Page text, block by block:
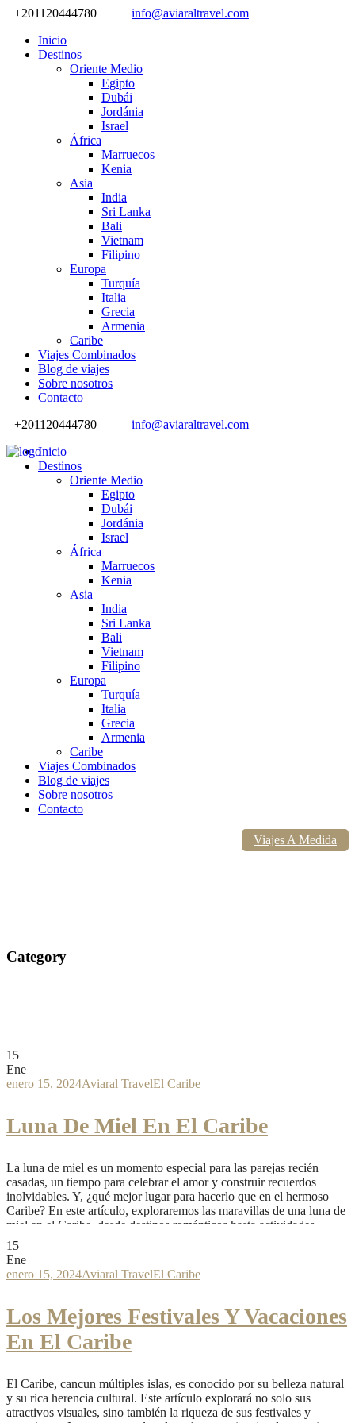
+201120444780
info@aviaraltravel.com
Inicio
Destinos
Oriente Medio
Egipto
Dubái
Jordánia
Israel
África
Marruecos
Kenia
Asia
India
Sri Lanka
Bali
Vietnam
Filipino
Europa
Turquía
Italia
Grecia
Armenia
Caribe
Viajes Combinados
Blog de viajes
Sobre nosotros
Contacto
+201120444780
info@aviaraltravel.com
Inicio
Destinos
Oriente Medio
Egipto
Dubái
Jordánia
Israel
África
Marruecos
Kenia
Asia
India
Sri Lanka
Bali
Vietnam
Filipino
Europa
Turquía
Italia
Grecia
Armenia
Caribe
Viajes Combinados
Blog de viajes
Sobre nosotros
Contacto
Viajes A Medida
Category
15
Ene
enero 15, 2024Aviaral TravelEl Caribe
Luna De Miel En El Caribe
La luna de miel es un momento especial para las parejas recién
casadas, un tiempo para celebrar el amor y construir recuerdos
inolvidables. Y, ¿qué mejor lugar para hacerlo que en el hermoso
Caribe? En este artículo, exploraremos las maravillas de una luna de
miel en el Caribe, desde destinos románticos hasta actividades
emocionantes y...
Read More
15
Ene
enero 15, 2024Aviaral TravelEl Caribe
Los Mejores Festivales Y Vacaciones
En El Caribe
El Caribe, cancun múltiples islas, es conocido por su belleza natural
y su rica herencia cultural. Este artículo explorará no solo sus
atractivos visuales, sino también la riqueza de sus festivales y